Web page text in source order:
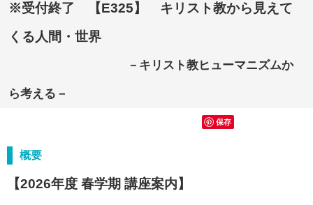
※受付終了 【E325】 キリスト教から見えて
くる人間・世界
－キリスト教ヒューマニズムか
ら考える－
保存
概要
【2026年度 春学期 講座案内】